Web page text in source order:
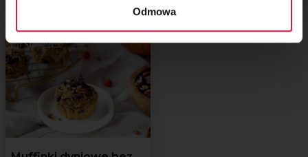
Odmowa